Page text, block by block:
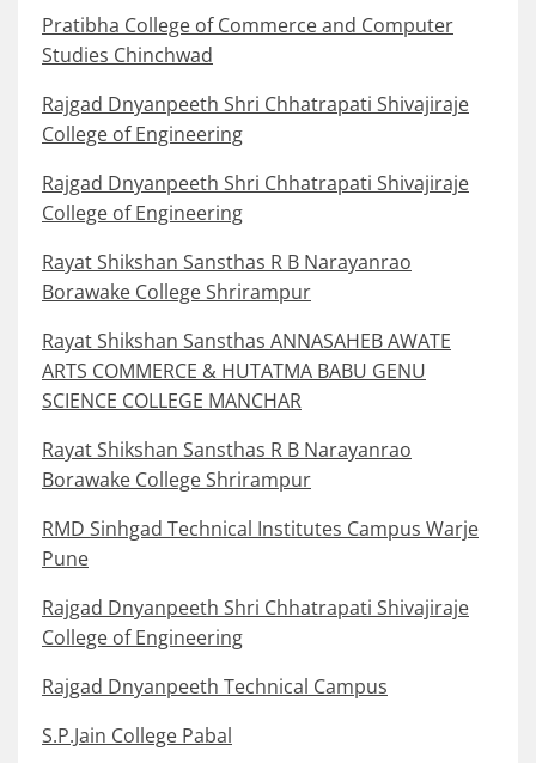
Pratibha College of Commerce and Computer
Studies Chinchwad
Rajgad Dnyanpeeth Shri Chhatrapati Shivajiraje
College of Engineering
Rajgad Dnyanpeeth Shri Chhatrapati Shivajiraje
College of Engineering
Rayat Shikshan Sansthas R B Narayanrao
Borawake College Shrirampur
Rayat Shikshan Sansthas ANNASAHEB AWATE
ARTS COMMERCE & HUTATMA BABU GENU
SCIENCE COLLEGE MANCHAR
Rayat Shikshan Sansthas R B Narayanrao
Borawake College Shrirampur
RMD Sinhgad Technical Institutes Campus Warje
Pune
Rajgad Dnyanpeeth Shri Chhatrapati Shivajiraje
College of Engineering
Rajgad Dnyanpeeth Technical Campus
S.P.Jain College Pabal